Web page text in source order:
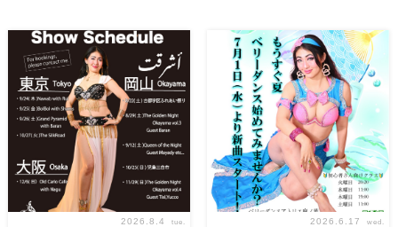
2026.8.4 tue. 2026.6.17 wed.